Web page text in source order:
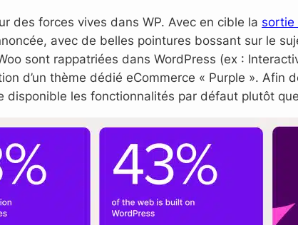
des forces vives dans WP. Avec en cible la sortie
avec de belles pointures bossant sur le
sont rappatriées dans WordPress (ex :
d’un thème dédié eCommerce « Purple ». Afin
disponible les fonctionnalités par défaut plutôt